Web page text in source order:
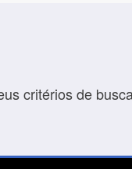
critérios de